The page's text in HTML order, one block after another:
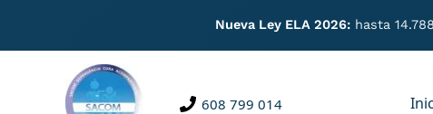
Nueva Ley ELA 2026: hasta
608 799 014